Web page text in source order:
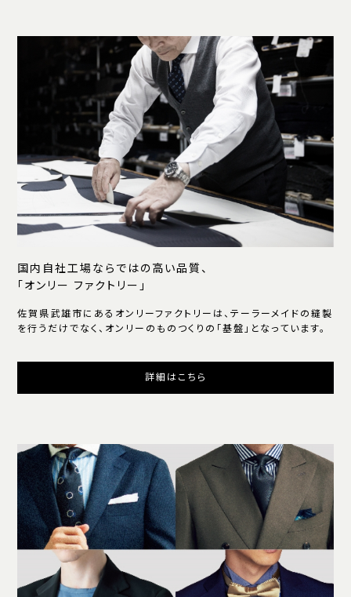
国内自社工場ならではの高い品質、
「オンリー ファクトリー」
佐賀県武雄市にあるオンリーファクトリーは、テーラーメイドの縫製
を行うだけでなく、オンリーのものつくりの「基盤」となっています。
詳細はこちら